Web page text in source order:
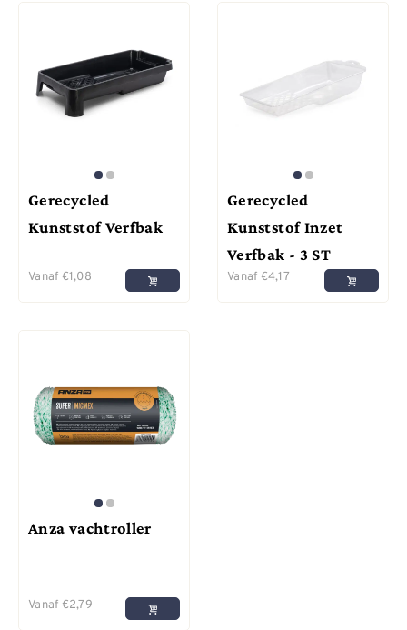
Gerecycled
Kunststof Verfbak
Vanaf €1,08
Gerecycled
Kunststof Inzet
Verfbak - 3 ST
Vanaf €4,17
Anza vachtroller
Vanaf €2,79